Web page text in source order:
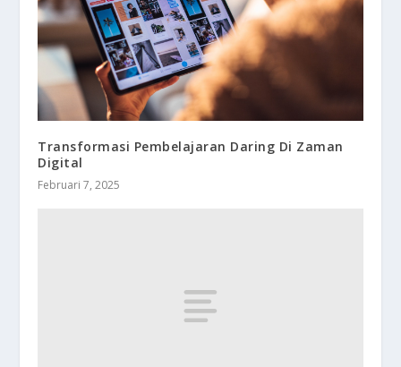
Transformasi Pembelajaran Daring Di Zaman
Digital
Februari 7, 2025